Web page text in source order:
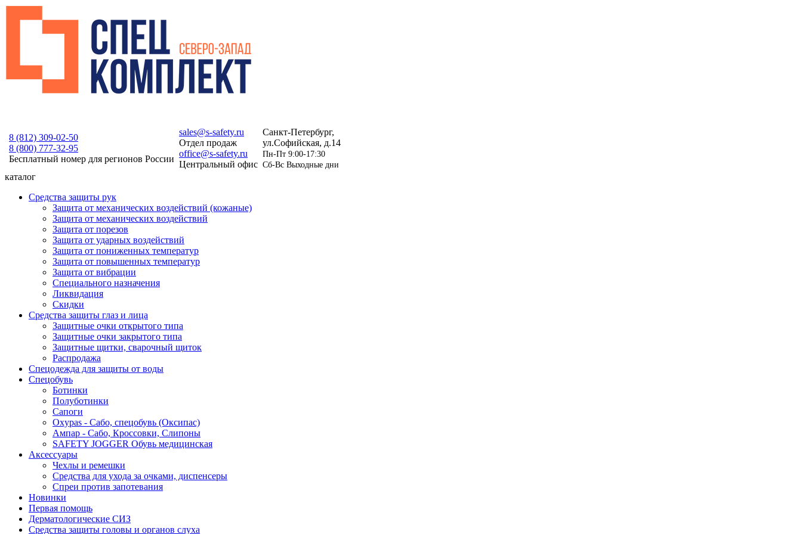
8 (812) 309-02-50
8 (800) 777-32-95
Бесплатный номер для регионов России
sales@s-safety.ru
Отдел продаж
office@s-safety.ru
Центральный офис
Санкт-Петербург,
ул.Софийская, д.14
Пн-Пт 9:00-17:30
Сб-Вс Выходные дни
каталог
Средства защиты рук
Защита от механических воздействий (кожаные)
Защита от механических воздействий
Защита от порезов
Защита от ударных воздействий
Защита от пониженных температур
Защита от повышенных температур
Защита от вибрации
Специального назначения
Ликвидация
Скидки
Средства защиты глаз и лица
Защитные очки открытого типа
Защитные очки закрытого типа
Защитные щитки, сварочный щиток
Распродажа
Спецодежда для защиты от воды
Спецобувь
Ботинки
Полуботинки
Сапоги
Oxypas - Сабо, спецобувь (Оксипас)
Ампар - Сабо, Кроссовки, Слипоны
SAFETY JOGGER Обувь медицинская
Аксессуары
Чехлы и ремешки
Средства для ухода за очками, диспенсеры
Спреи против запотевания
Новинки
Первая помощь
Дерматологические СИЗ
Средства защиты головы и органов слуха